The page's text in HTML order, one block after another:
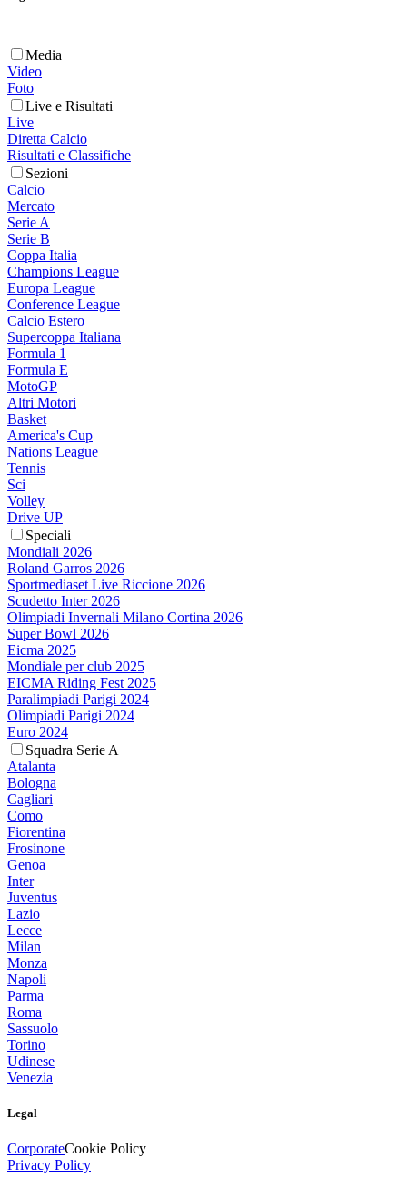
Media
Video
Foto
Live e Risultati
Live
Diretta Calcio
Risultati e Classifiche
Sezioni
Calcio
Mercato
Serie A
Serie B
Coppa Italia
Champions League
Europa League
Conference League
Calcio Estero
Supercoppa Italiana
Formula 1
Formula E
MotoGP
Altri Motori
Basket
America's Cup
Nations League
Tennis
Sci
Volley
Drive UP
Speciali
Mondiali 2026
Roland Garros 2026
Sportmediaset Live Riccione 2026
Scudetto Inter 2026
Olimpiadi Invernali Milano Cortina 2026
Super Bowl 2026
Eicma 2025
Mondiale per club 2025
EICMA Riding Fest 2025
Paralimpiadi Parigi 2024
Olimpiadi Parigi 2024
Euro 2024
Squadra Serie A
Atalanta
Bologna
Cagliari
Como
Fiorentina
Frosinone
Genoa
Inter
Juventus
Lazio
Lecce
Milan
Monza
Napoli
Parma
Roma
Sassuolo
Torino
Udinese
Venezia
Legal
CorporateCookie Policy
Privacy Policy